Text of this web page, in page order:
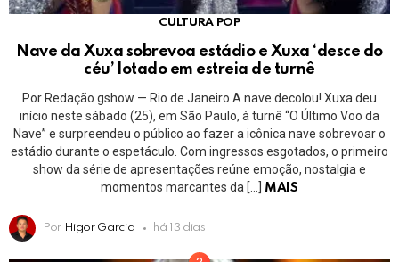
CULTURA POP
Nave da Xuxa sobrevoa estádio e Xuxa ‘desce do
céu’ lotado em estreia de turnê
Por Redação gshow — Rio de Janeiro A nave decolou! Xuxa deu
início neste sábado (25), em São Paulo, à turnê “O Último Voo da
Nave” e surpreendeu o público ao fazer a icônica nave sobrevoar o
estádio durante o espetáculo. Com ingressos esgotados, o primeiro
show da série de apresentações reúne emoção, nostalgia e
momentos marcantes da […]
MAIS
Por Higor Garcia há 13 dias